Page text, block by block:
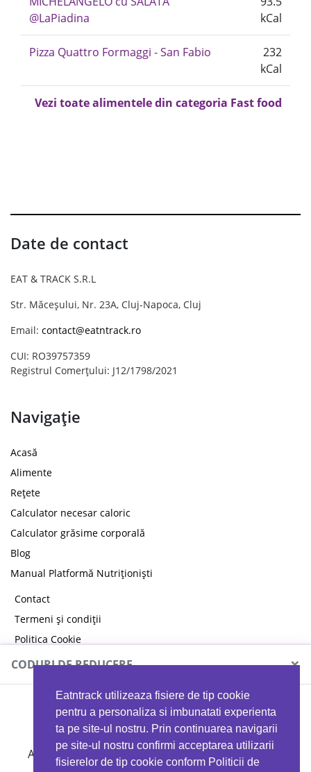
Eatntrack utilizeaza fisiere de tip cookie
pentru a personaliza si imbunatati experienta
ta pe site-ul nostru. Prin continuarea navigarii
pe site-ul nostru confirmi acceptarea utilizarii
fisierelor de tip cookie conform Politicii de
@LaPiadina
kCal
Pizza Quattro Formaggi - San Fabio
232
kCal
Vezi toate alimentele din categoria Fast food
Date de contact
EAT & TRACK S.R.L
Str. Măceșului, Nr. 23A, Cluj-Napoca, Cluj
Email: contact@eatntrack.ro
CUI: RO39757359
Registrul Comerțului: J12/1798/2021
Navigație
Acasă
Alimente
Rețete
Calculator necesar caloric
Calculator grăsime corporală
Blog
Manual Platformă Nutriționiști
Contact
Termeni și condiții
Politica Cookie
Politica de confidențialitate
CODURI DE REDUCERE ×
MYPROTEIN
Ai 40%reducere la orice comandă folosind codul